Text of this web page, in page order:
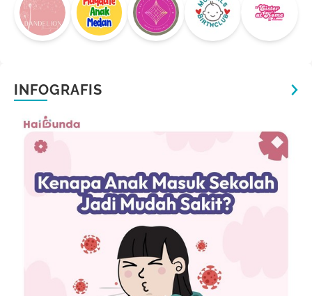
INFOGRAFIS